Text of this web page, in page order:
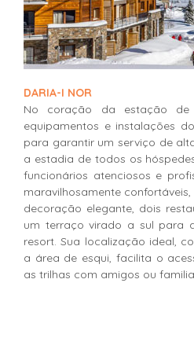
DARIA-I NOR
No coração da estação de
equipamentos e instalações
para garantir um serviço de
a estadia de todos os
funcionários atenciosos e
maravilhosamente
decoração elegante, dois
um terraço virado a sul para
resort. Sua localização ideal,
a área de esqui, facilita o
as trilhas com amigos ou